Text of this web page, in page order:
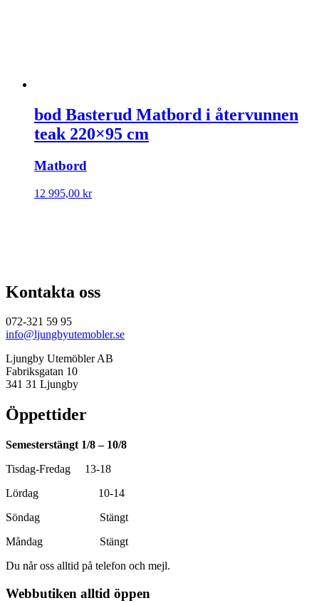
bod Basterud Matbord i återvunnen
teak 220×95 cm
Matbord
12 995,00 kr
Kontakta oss
072-321 59 95
info@ljungbyutemobler.se
Ljungby Utemöbler AB
Fabriksgatan 10
341 31 Ljungby
Öppettider
Semesterstängt 1/8 – 10/8
Tisdag-Fredag 13-18
Lördag 10-14
Söndag Stängt
Måndag Stängt
Du når oss alltid på telefon och mejl.
Webbutiken alltid öppen